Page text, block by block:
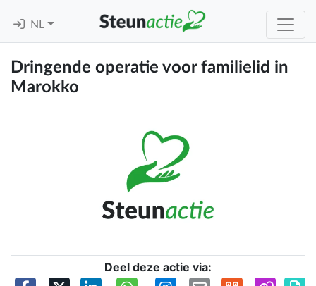
NL
Dringende operatie voor familielid in
Marokko
Deel deze actie via: